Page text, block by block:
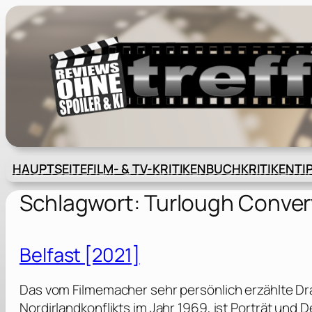
Zum
Inhalt
springen
HAUPTSEITEFILM- & TV-KRITIKENBUCHKRITIKEN
Schlagwort:Turlough
Belfast [2021]
Das vom Filmemacher sehr persönlich erzählte
Nordirlandkonflikts im Jahr 1969, ist Porträt und